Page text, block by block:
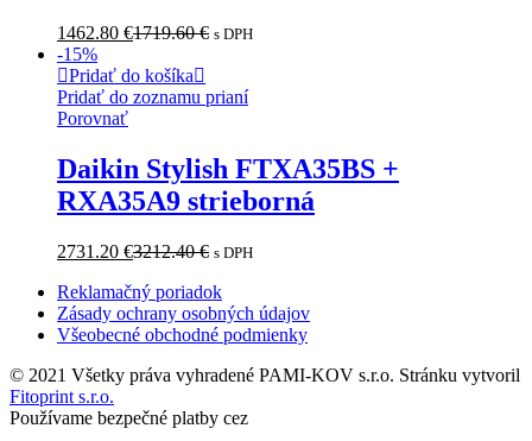
1462.80 €1719.60€ s DPH
-15%
Pridať do košíka
Pridať do zoznamu prianí
Porovnať
Daikin Stylish FTXA35BS +
RXA35A9 strieborná
2731.20 €3212.40€ s DPH
Reklamačný poriadok
Zásady ochrany osobných údajov
Všeobecné obchodné podmienky
© 2021 Všetky práva vyhradené PAMI-KOV s.r.o. Stránku vytvoril
Fitoprint s.r.o.
Používame bezpečné platby cez